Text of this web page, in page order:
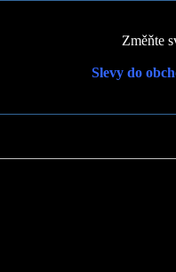
Změňte
Slevy do